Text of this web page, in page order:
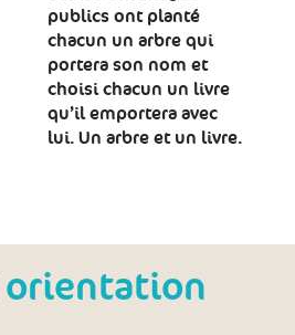
publics ont planté
chacun un arbre qui
portera son nom et
choisi chacun un livre
qu’il emportera avec
lui. Un arbre et un livre.